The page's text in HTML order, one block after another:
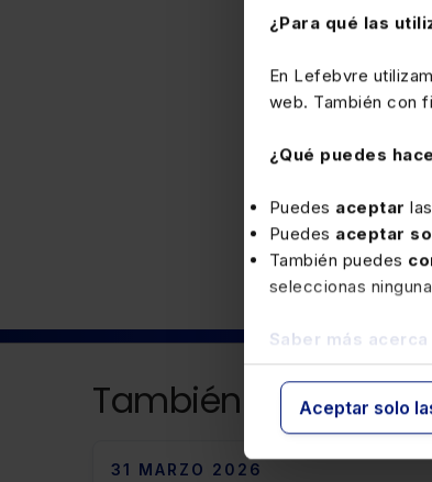
¿Para qué las
En Lefebvre
web. También con
¿Qué puedes
Puedes aceptar
Puedes aceptar
También puedes
seleccionas
Saber más
Aceptar solo
DF Gipuzkoa
También puede
31 MARZO 2026